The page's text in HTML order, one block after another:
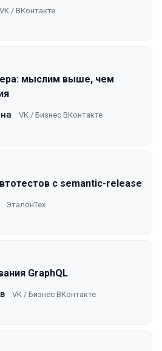
VK / ВКонтакте
мыслим выше, чем
VK / Бизнес ВКонтакте
с semantic-release
ЭталонТех
GraphQL
VK / Бизнес ВКонтакте